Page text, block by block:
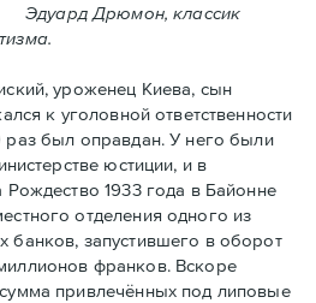
Эдуард Дрюмон, классик
уроженец Киева, сын
к уголовной ответственности
раз был оправдан. У него были
юстиции, и в
Рождество 1933 года в Байoнне
отделения одного из
банков, запустившего в оборот
франков. Вскоре
привлечённых под липовые